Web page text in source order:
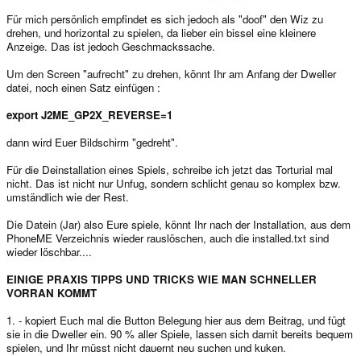
Für mich persönlich empfindet es sich jedoch als "doof" den Wiz zu
drehen, und horizontal zu spielen, da lieber ein bissel eine kleinere
Anzeige. Das ist jedoch Geschmackssache.
Um den Screen "aufrecht" zu drehen, könnt Ihr am Anfang der Dweller
datei, noch einen Satz einfügen :
export J2ME_GP2X_REVERSE=1
dann wird Euer Bildschirm "gedreht".
Für die Deinstallation eines Spiels, schreibe ich jetzt das Torturial mal
nicht. Das ist nicht nur Unfug, sondern schlicht genau so komplex bzw.
umständlich wie der Rest.
Die Datein (Jar) also Eure spiele, könnt Ihr nach der Installation, aus dem
PhoneME Verzeichnis wieder rauslöschen, auch die installed.txt sind
wieder löschbar....
EINIGE PRAXIS TIPPS UND TRICKS WIE MAN SCHNELLER
VORRAN KOMMT
1. - kopiert Euch mal die Button Belegung hier aus dem Beitrag, und fügt
sie in die Dweller ein. 90 % aller Spiele, lassen sich damit bereits bequem
spielen, und Ihr müsst nicht dauernt neu suchen und kuken.